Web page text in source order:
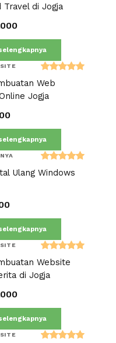
Travel di Jogja
Dinilai
Web
Jogja
Dinilai
Ulang Windows
Dinilai
Website
di Jogja